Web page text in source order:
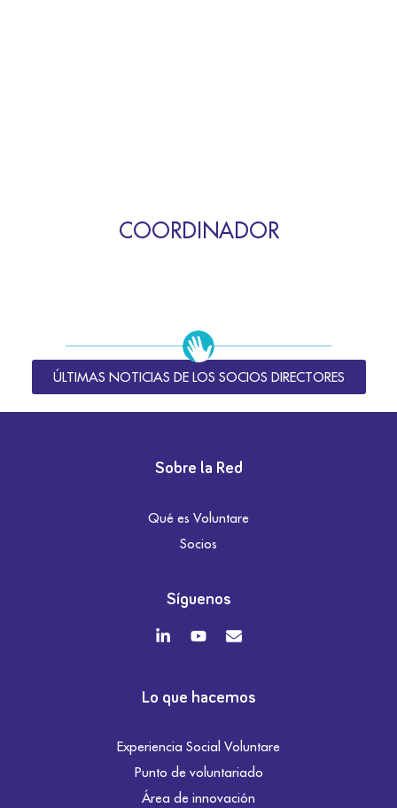
COORDINADOR
ÚLTIMAS NOTICIAS DE LOS SOCIOS DIRECTORES
Sobre la Red
Qué es Voluntare
Socios
Síguenos
Lo que hacemos
Experiencia Social Voluntare
Punto de voluntariado
Área de innovación